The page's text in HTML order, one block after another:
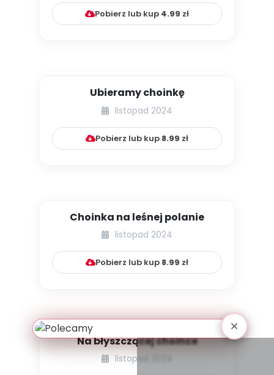
Pobierz lub kup 4.99 zł
Ubieramy choinkę
listopad 2024
Pobierz lub kup 8.99 zł
Choinka na leśnej polanie
listopad 2024
Pobierz lub kup 8.99 zł
Na błyszczącej choince
listopad 2024